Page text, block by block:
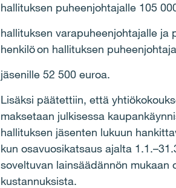
hallituksen puheenjohtajalle 105
hallituksen varapuheenjohtajalle ja
henkilö on hallituksen
jäsenille 52 500 euroa.
Lisäksi päätettiin, että
maksetaan julkisessa
hallituksen jäsenten lukuun
kun osavuosikatsaus ajalta
soveltuvan lainsäädännön
kustannuksista.